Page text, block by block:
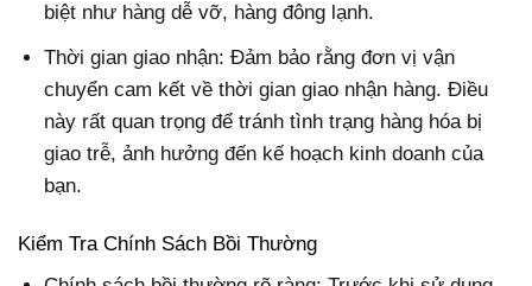
biệt như hàng dễ vỡ, hàng đông lạnh.
Thời gian giao nhận: Đảm bảo rằng đơn vị vận
chuyển cam kết về thời gian giao nhận hàng. Điều
này rất quan trọng để tránh tình trạng hàng hóa bị
giao trễ, ảnh hưởng đến kế hoạch kinh doanh của
bạn.
Kiểm Tra Chính Sách Bồi Thường